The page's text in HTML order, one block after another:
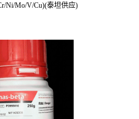
Ni/Mo/V/Cu)(泰坦供应)